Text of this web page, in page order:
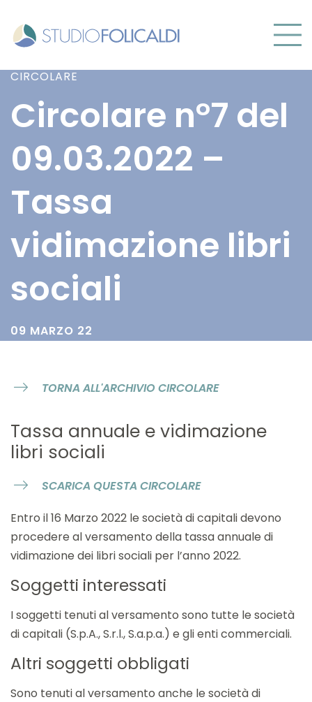
CIRCOLARE
Circolare n°7 del
09.03.2022 –
Tassa
vidimazione libri
sociali
09 MARZO 22
TORNA ALL'ARCHIVIO CIRCOLARE
Tassa annuale e vidimazione
libri sociali
SCARICA QUESTA CIRCOLARE
Entro il16 Marzo 2022 le società di capitali devono
procedere al versamento della tassa annuale di
vidimazione dei libri sociali per l’anno 2022.
Soggetti interessati
I soggetti tenuti al versamento sono tutte le società
di capitali (S.p.A., S.r.l., S.a.p.a.) e gli enti commerciali.
Altri soggetti obbligati
Sono tenuti al versamento anche le società di